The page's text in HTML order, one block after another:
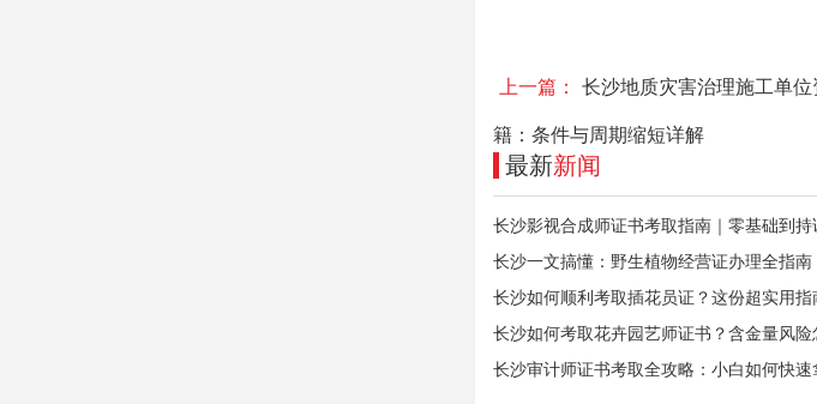
上一篇： 长沙地质灾害治理施工单
籍：条件与周期缩短详解
最新新闻
长沙影视合成师证书考取指南｜零基础到
长沙一文搞懂：野生植物经营证办理全指
长沙如何顺利考取插花员证？这份超实用指
长沙如何考取花卉园艺师证书？含金量风险
长沙审计师证书考取全攻略：小白如何快